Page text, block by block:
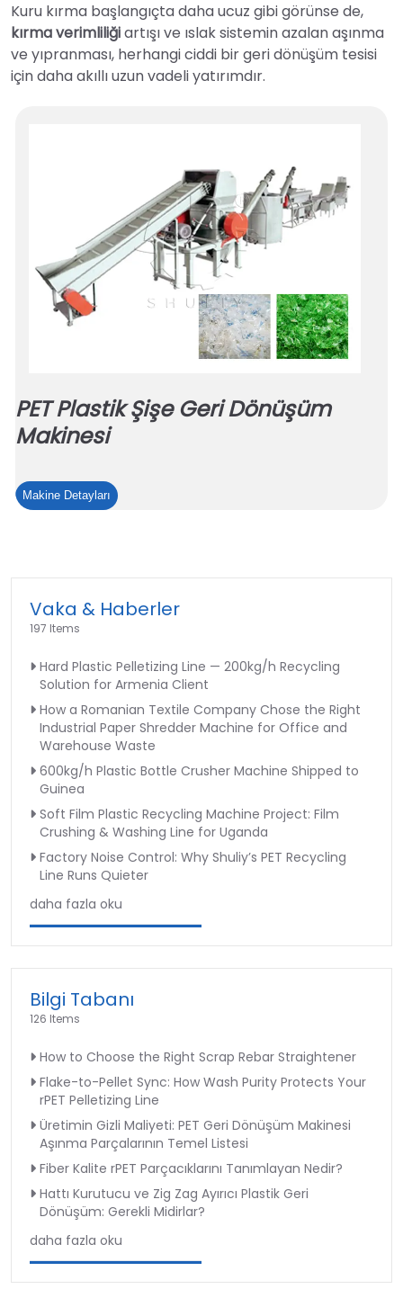
Kuru kırma başlangıçta daha ucuz gibi görünse de,
kırma verimliliğiartışı ve ıslak sistemin azalan aşınma
ve yıpranması, herhangi ciddi bir geri dönüşüm tesisi
için daha akıllı uzun vadeli yatırımdır.
PET Plastik Şişe Geri Dönüşüm
Makinesi
Makine Detayları PET
Dönüşüm
Makinesi
Vaka & Haberler
197 Items
Hard Plastic Pelletizing Line — 200kg/h Recycling
Solution for Armenia Client
How a Romanian Textile Company Chose the Right
Industrial Paper Shredder Machine for Office and
Warehouse Waste
600kg/h Plastic Bottle Crusher Machine Shipped to
Guinea
Soft Film Plastic Recycling Machine Project: Film
Crushing & Washing Line for Uganda
Factory Noise Control: Why Shuliy’s PET Recycling
Line Runs Quieter
daha fazla oku
Bilgi Tabanı
126 Items
How to Choose the Right Scrap Rebar Straightener
Flake-to-Pellet Sync: How Wash Purity Protects Your
rPET Pelletizing Line
Üretimin Gizli Maliyeti: PET Geri Dönüşüm Makinesi
Aşınma Parçalarının Temel Listesi
Fiber Kalite rPET Parçacıklarını Tanımlayan Nedir?
Hattı Kurutucu ve Zig Zag Ayırıcı Plastik Geri
Dönüşüm: Gerekli Midirlar?
daha fazla oku